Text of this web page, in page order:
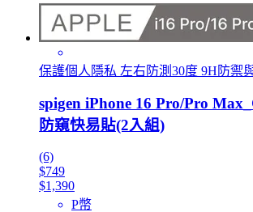
保護個人隱私 左右防測30度 9H防禦
spigen iPhone 16 Pro/Pro
防窺快易貼(2入組)
(6)
$749
$1,390
P幣